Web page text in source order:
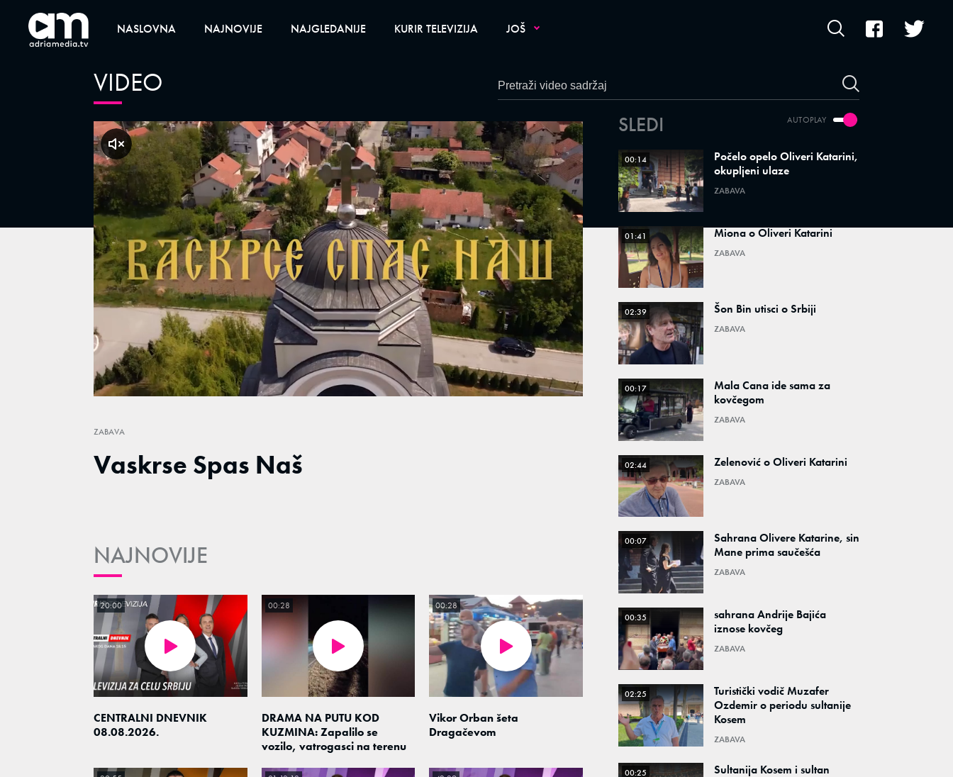
NASLOVNA NAJNOVIJE NAJGLEDANIJE KURIR TELEVIZIJA JOŠ
VIDEO
Unmute
/
Loaded:
16.47%
klikni za zvuk
ZABAVA
Vaskrse Spas Naš
NAJNOVIJE
CENTRALNI DNEVNIK
08.08.2026.
20:00
DRAMA NA PUTU KOD
KUZMINA: Zapalilo se
vozilo, vatrogasci na terenu
00:28
Vikor Orban šeta
Dragačevom
00:28
AUTOPLAY
SLEDI
00:14
Počelo opelo Oliveri Katarini,
okupljeni ulaze
ZABAVA
01:41 Miona o Oliveri Katarini
ZABAVA
02:39 Šon Bin utisci o Srbiji
ZABAVA
00:17
Mala Cana ide sama za
kovčegom
ZABAVA
02:44 Zelenović o Oliveri Katarini
ZABAVA
00:07
Sahrana Olivere Katarine, sin
Mane prima saučešća
ZABAVA
00:35
sahrana Andrije Bajića
iznose kovčeg
ZABAVA
02:25
Turistički vodič Muzafer
Ozdemir o periodu sultanije
Kosem
ZABAVA
00:25
Sultanija Kosem i sultan